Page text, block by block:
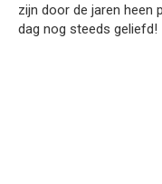
zijn door de jaren heen
dag nog steeds geliefd!